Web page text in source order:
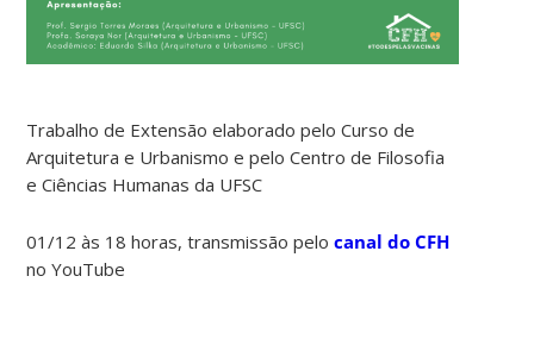
Trabalho de Extensão elaborado pelo Curso de
Arquitetura e Urbanismo e pelo Centro de Filosofia
e Ciências Humanas da UFSC
01/12 às 18 horas, transmissão pelocanal do CFH
no YouTube